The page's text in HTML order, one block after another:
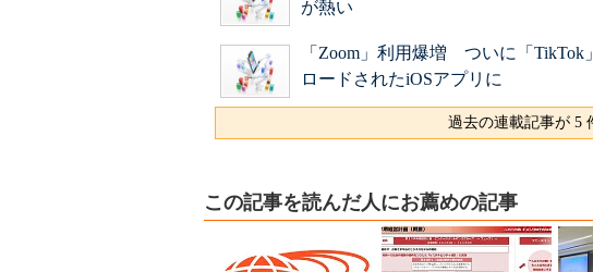
が熱い
「Zoom」利用爆増 ついに「TikTok
ロードされたiOSアプリに
過去の連載記事が 5
この記事を読んだ人にお薦めの記事